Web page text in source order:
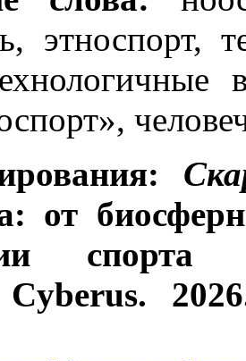
этноспорт,
от
спорта
.